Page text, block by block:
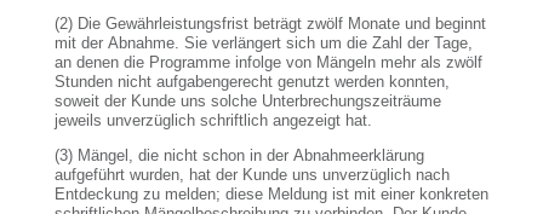
(2) Die Gewährleistungsfrist beträgt zwölf Monate und beginnt
mit der Abnahme. Sie verlängert sich um die Zahl der Tage,
an denen die Programme infolge von Mängeln mehr als zwölf
Stunden nicht aufgabengerecht genutzt werden konnten,
soweit der Kunde uns solche Unterbrechungszeiträume
jeweils unverzüglich schriftlich angezeigt hat.
(3) Mängel, die nicht schon in der Abnahmeerklärung
aufgeführt wurden, hat der Kunde uns unverzüglich nach
Entdeckung zu melden; diese Meldung ist mit einer konkreten